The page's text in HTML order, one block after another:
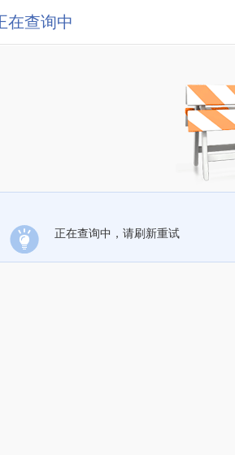
在查询中
正在查询中，请刷新重试